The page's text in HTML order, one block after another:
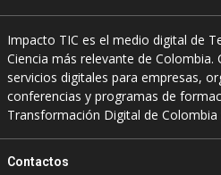
Impacto TIC es el medio digital de
Ciencia más relevante de
servicios digitales para empresas,
conferencias y programas de
Transformación Digital de
Contactos